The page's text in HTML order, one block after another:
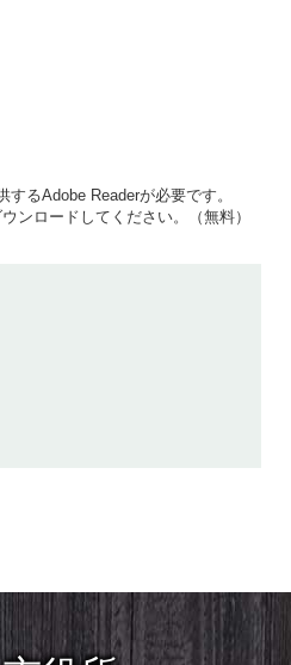
るAdobe Readerが必要です。
ンロードしてください。（無料）